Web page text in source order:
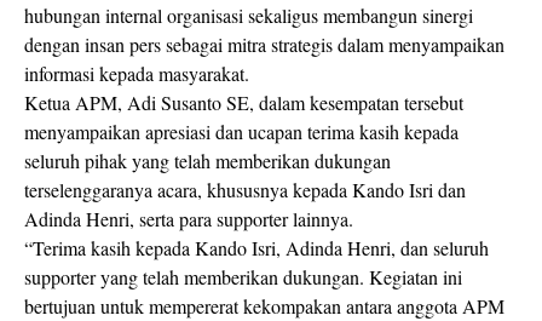
hubungan internal organisasi sekaligus membangun sinergi
dengan insan pers sebagai mitra strategis dalam menyampaikan
informasi kepada masyarakat.
Ketua APM, Adi Susanto SE, dalam kesempatan tersebut
menyampaikan apresiasi dan ucapan terima kasih kepada
seluruh pihak yang telah memberikan dukungan
terselenggaranya acara, khususnya kepada Kando Isri dan
Adinda Henri, serta para supporter lainnya.
“Terima kasih kepada Kando Isri, Adinda Henri, dan seluruh
supporter yang telah memberikan dukungan. Kegiatan ini
bertujuan untuk mempererat kekompakan antara anggota APM